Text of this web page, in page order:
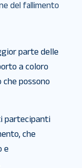
del fallimento
parte delle
a coloro
che possono
partecipanti
che
e